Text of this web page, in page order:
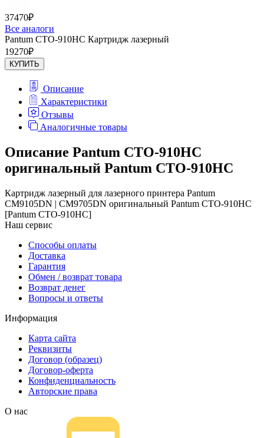
37470₽
Все аналоги
Pantum CTO-910HC Картридж лазерный
19270₽
КУПИТЬ
Описание
Характеристики
Отзывы
Аналогичные товары
Описание Pantum CTO-910HC
оригинальный Pantum CTO-910HC
Картридж лазерный для лазерного принтера Pantum
CM9105DN | CM9705DN оригинальный Pantum CTO-910HC
[Pantum CTO-910HC]
Наш сервис
Способы оплаты
Доставка
Гарантия
Обмен / возврат товара
Возврат денег
Вопросы и ответы
Информация
Карта сайта
Реквизиты
Договор (образец)
Договор-оферта
Конфиденциальность
Авторские права
О нас